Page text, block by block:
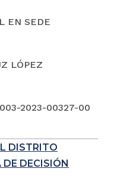
EN SEDE
LÓPEZ
2023-00327-00
DISTRITO
DECISIÓN